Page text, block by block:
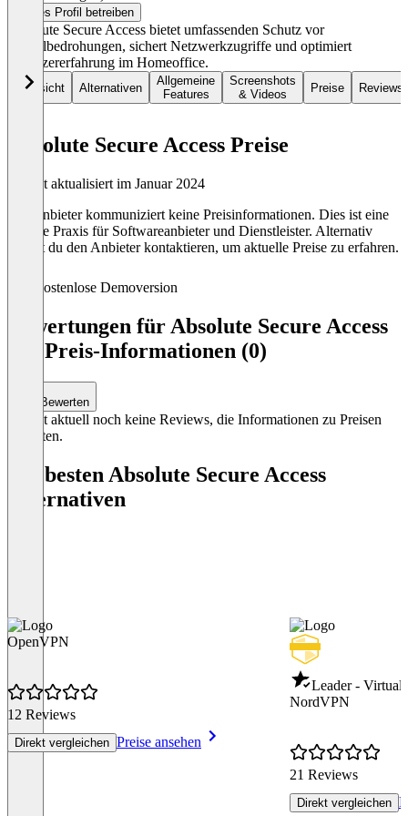
Dieses Profil betreiben
Absolute Secure Access bietet umfassenden Schutz vor
Digitalbedrohungen, sichert Netzwerkzugriffe und optimiert
Benutzererfahrung im Homeoffice.
Übersicht Alternativen
Allgemeine
Features
Screenshots
& Videos
Preise Reviews
Absolute Secure Access Preise
Zuletzt aktualisiert im Januar 2024
Der Anbieter kommuniziert keine Preisinformationen. Dies ist eine
übliche Praxis für Softwareanbieter und Dienstleister. Alternativ
kannst du den Anbieter kontaktieren, um aktuelle Preise zu erfahren.
Kostenlose Demoversion
Bewertungen für Absolute Secure Access
mit Preis-Informationen (0)
Bewerten
Es gibt aktuell noch keine Reviews, die Informationen zu Preisen
enthalten.
Die besten Absolute Secure Access
Alternativen
OpenVPN
12 Reviews
Direkt vergleichen Preise ansehen
Leader - Virtual
NordVPN
21 Reviews
Direkt vergleichen